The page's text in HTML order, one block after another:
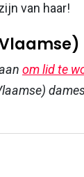
van haar!
om lid te